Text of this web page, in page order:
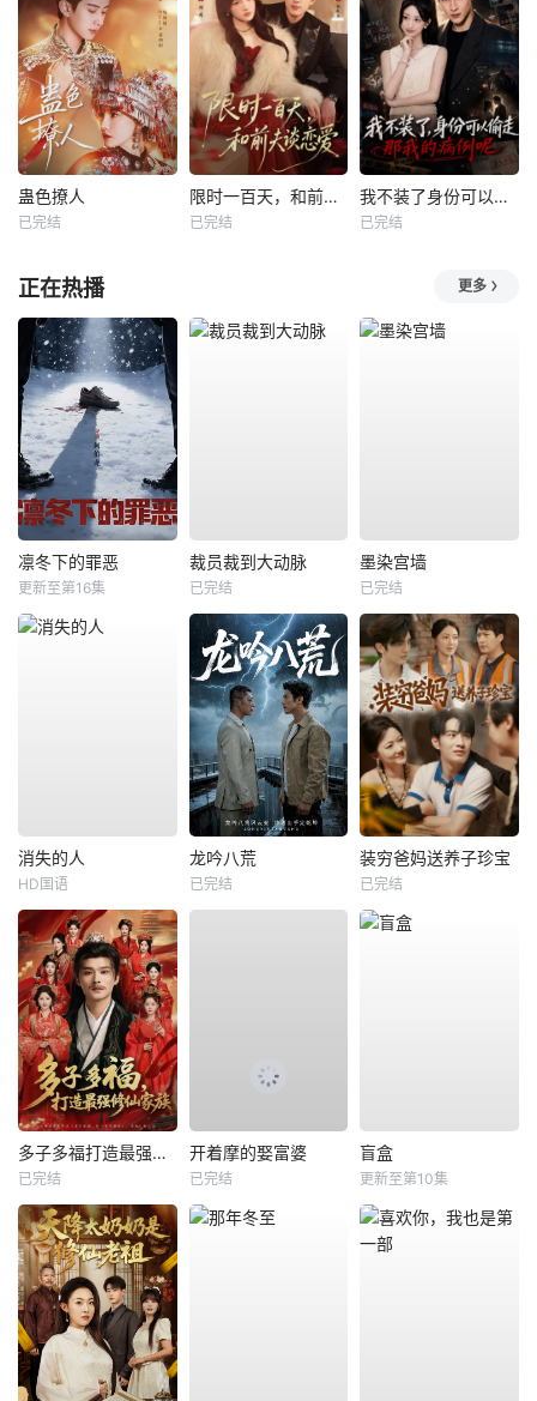
蛊色撩人
已完结
限时一百天，和前夫谈恋爱
已完结
我不装了身份可以偷走那我的病例呢
已完结
正在热播 更多
凛冬下的罪恶
更新至第16集
裁员裁到大动脉
已完结
墨染宫墙
已完结
消失的人
HD国语
龙吟八荒
已完结
装穷爸妈送养子珍宝
已完结
多子多福打造最强修仙家族
已完结
开着摩的娶富婆
已完结
盲盒
更新至第10集